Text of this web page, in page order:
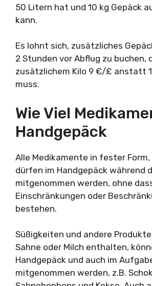
50 Litern hat und 10 kg Gepäck
kann.
Es lohnt sich, zusätzliches
2 Stunden vor Abflug zu buchen,
zusätzlichem Kilo 9 €/£ anstatt
muss.
Wie Viel
Handgepäck
Alle Medikamente in fester
dürfen im Handgepäck während
mitgenommen werden, ohne
Einschränkungen oder
bestehen.
Süßigkeiten und andere
Sahne oder Milch enthalten,
Handgepäck und auch im
mitgenommen werden, z.B.